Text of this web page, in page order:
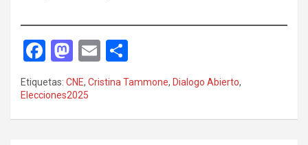
F
a
ce
b
M
a
st
o
E
m
ail
o
m
p
Etiquetas: CNE, Cristina Tammone, Dialogo Abierto,
Elecciones2025